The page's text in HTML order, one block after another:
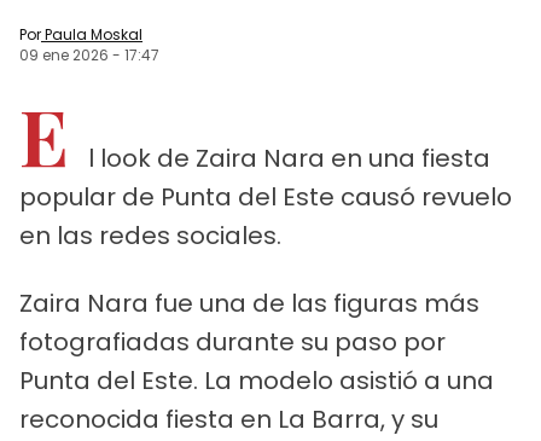
PorPaula Moskal
09 ene 2026 - 17:47
E
l look de Zaira Nara en una fiesta
popular de Punta del Este causó revuelo
en las redes sociales.
Zaira Nara fue una de las figuras más
fotografiadas durante su paso por
Punta del Este. La modelo asistió a una
reconocida fiesta en La Barra, y su